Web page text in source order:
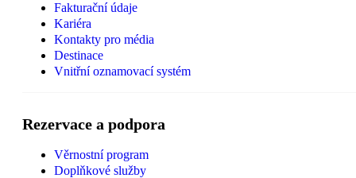
Fakturační údaje
Kariéra
Kontakty pro média
Destinace
Vnitřní oznamovací systém
Rezervace a podpora
Věrnostní program
Doplňkové služby